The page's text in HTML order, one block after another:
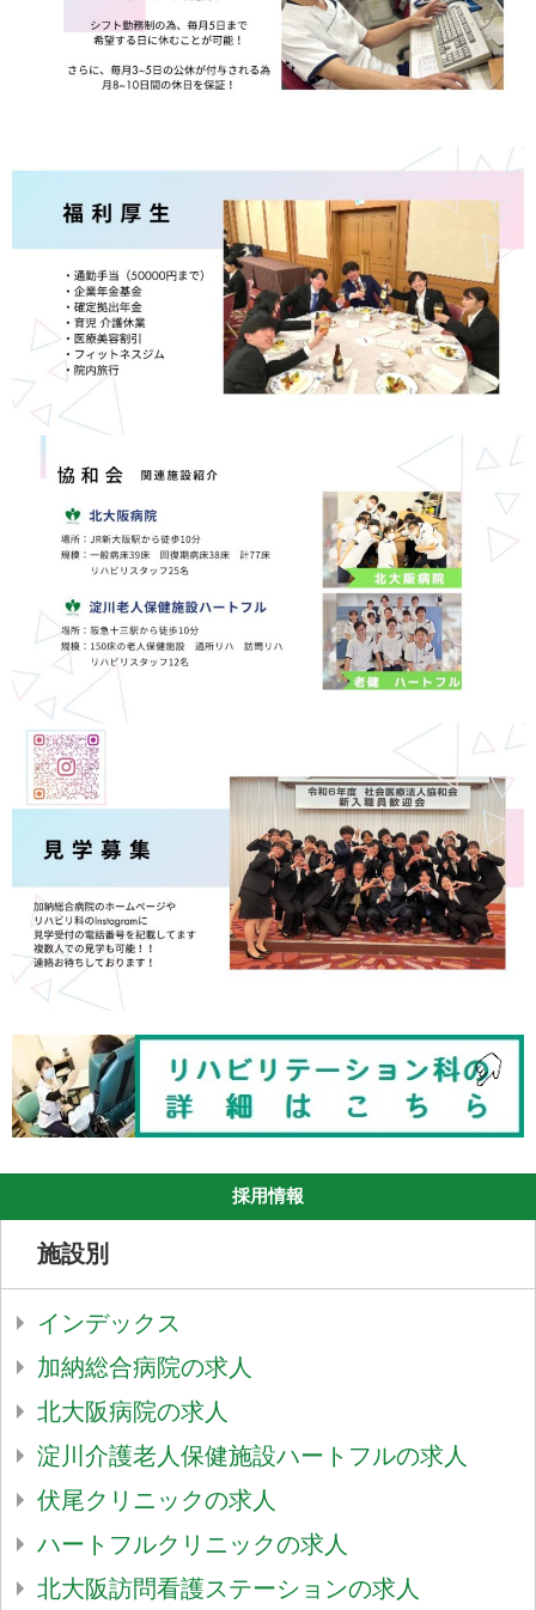
採用情報
施設別
インデックス
加納総合病院の求人
北大阪病院の求人
淀川介護老人保健施設ハートフルの求人
伏尾クリニックの求人
ハートフルクリニックの求人
北大阪訪問看護ステーションの求人